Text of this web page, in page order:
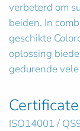
verbeterd om
beiden. In
geschikte
oplossing
gedurende
ISO14001 /